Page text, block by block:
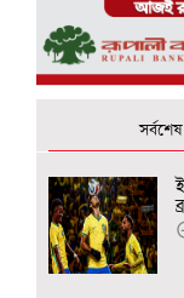
সর্বশেষ